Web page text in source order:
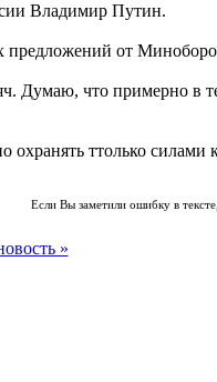
Владимир Путин.
от
Думаю, что примерно в
ттолько силами
Если Вы заметили ошибку в
»